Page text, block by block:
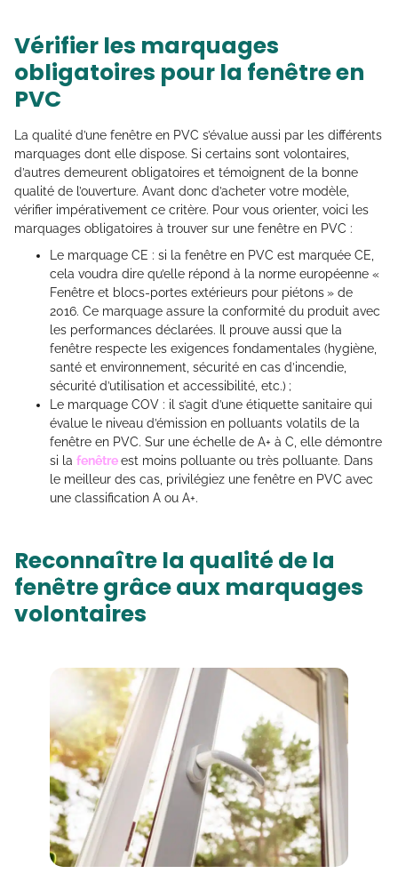
Vérifier les marquages
obligatoires pour la fenêtre en
PVC
La qualité d’une fenêtre en PVC s’évalue aussi par les différents
marquages dont elle dispose. Si certains sont volontaires,
d’autres demeurent obligatoires et témoignent de la bonne
qualité de l’ouverture. Avant donc d’acheter votre modèle,
vérifier impérativement ce critère. Pour vous orienter, voici les
marquages obligatoires à trouver sur une fenêtre en PVC :
Le marquage CE : si la fenêtre en PVC est marquée CE,
cela voudra dire qu’elle répond à la norme européenne «
Fenêtre et blocs-portes extérieurs pour piétons » de
2016. Ce marquage assure la conformité du produit avec
les performances déclarées. Il prouve aussi que la
fenêtre respecte les exigences fondamentales (hygiène,
santé et environnement, sécurité en cas d’incendie,
sécurité d’utilisation et accessibilité, etc.) ;
Le marquage COV : il s’agit d’une étiquette sanitaire qui
évalue le niveau d’émission en polluants volatils de la
fenêtre en PVC. Sur une échelle de A+ à C, elle démontre
si la fenêtreest moins polluante ou très polluante. Dans
le meilleur des cas, privilégiez une fenêtre en PVC avec
une classification A ou A+.
Reconnaître la qualité de la
fenêtre grâce aux marquages
volontaires